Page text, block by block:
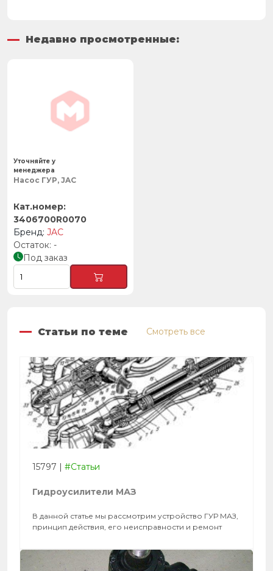
Недавно просмотренные:
Насос ГУР, JAC
3406700R0070
JAC
-
Под заказ
Уточняйте у
менеджера
Статьи по теме Смотреть все
15797 | #Статьи
Гидроусилители МАЗ
В данной статье мы рассмотрим устройство ГУР МАЗ,
принцип действия, его неисправности и ремонт